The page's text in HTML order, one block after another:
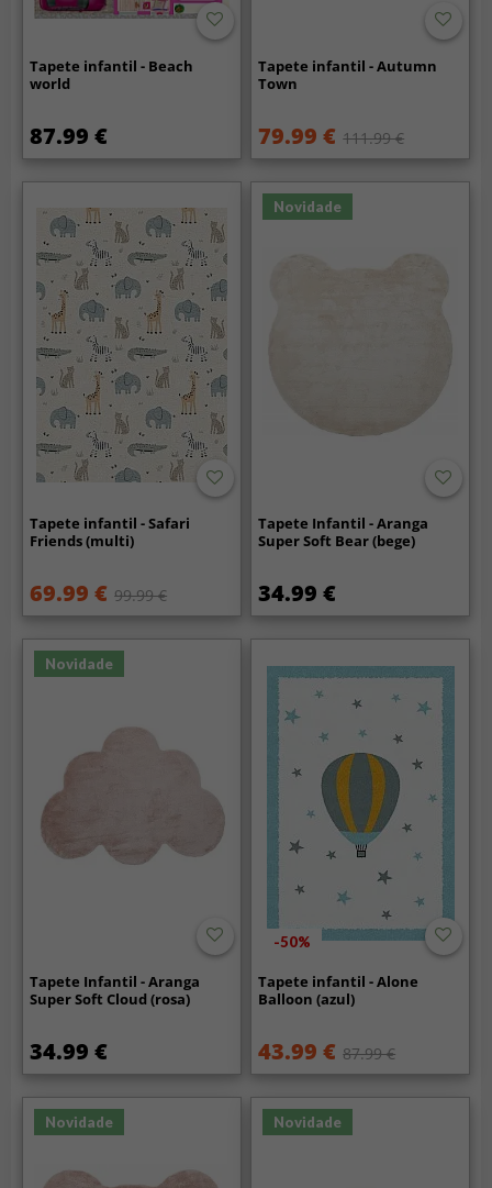
Tapete infantil - Beach
world
87.99 €
Tapete infantil - Autumn
Town
79.99 € 111.99 €
Tapete infantil - Safari
Friends (multi)
69.99 € 99.99 €
Novidade
Tapete Infantil - Aranga
Super Soft Bear (bege)
34.99 €
Novidade
Tapete Infantil - Aranga
Super Soft Cloud (rosa)
34.99 €
-50%
Tapete infantil - Alone
Balloon (azul)
43.99 € 87.99 €
Novidade Novidade